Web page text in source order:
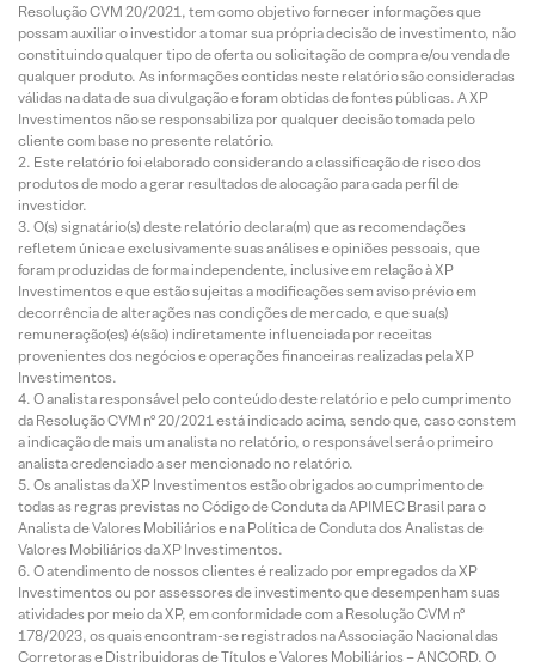
Resolução CVM 20/2021, tem como objetivo fornecer informações que
possam auxiliar o investidor a tomar sua própria decisão de investimento, não
constituindo qualquer tipo de oferta ou solicitação de compra e/ou venda de
qualquer produto. As informações contidas neste relatório são consideradas
válidas na data de sua divulgação e foram obtidas de fontes públicas. A XP
Investimentos não se responsabiliza por qualquer decisão tomada pelo
cliente com base no presente relatório.
Este relatório foi elaborado considerando a classificação de risco dos
produtos de modo a gerar resultados de alocação para cada perfil de
investidor.
O(s) signatário(s) deste relatório declara(m) que as recomendações
refletem única e exclusivamente suas análises e opiniões pessoais, que
foram produzidas de forma independente, inclusive em relação à XP
Investimentos e que estão sujeitas a modificações sem aviso prévio em
decorrência de alterações nas condições de mercado, e que sua(s)
remuneração(es) é(são) indiretamente influenciada por receitas
provenientes dos negócios e operações financeiras realizadas pela XP
Investimentos.
O analista responsável pelo conteúdo deste relatório e pelo cumprimento
da Resolução CVM nº 20/2021 está indicado acima, sendo que, caso constem
a indicação de mais um analista no relatório, o responsável será o primeiro
analista credenciado a ser mencionado no relatório.
Os analistas da XP Investimentos estão obrigados ao cumprimento de
todas as regras previstas no Código de Conduta da APIMEC Brasil para o
Analista de Valores Mobiliários e na Política de Conduta dos Analistas de
Valores Mobiliários da XP Investimentos.
O atendimento de nossos clientes é realizado por empregados da XP
Investimentos ou por assessores de investimento que desempenham suas
atividades por meio da XP, em conformidade com a Resolução CVM nº
178/2023, os quais encontram-se registrados na Associação Nacional das
Corretoras e Distribuidoras de Títulos e Valores Mobiliários – ANCORD. O